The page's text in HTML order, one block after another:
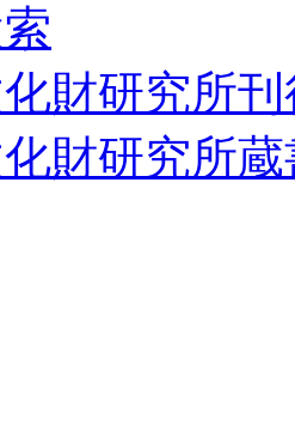
財研究所
財研究所